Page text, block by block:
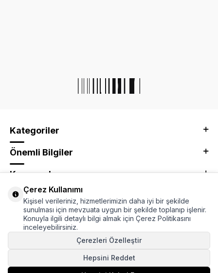
Kategoriler
Önemli Bilgiler
Kurumsal
Adres & İletişim
Çerez Kullanımı
Kişisel verileriniz, hizmetlerimizin daha iyi bir şekilde
sunulması için mevzuata uygun bir şekilde toplanıp işlenir.
Konuyla ilgili detaylı bilgi almak için Çerez Politikasını
inceleyebilirsiniz.
Çerezleri Özelleştir
Hepsini Reddet